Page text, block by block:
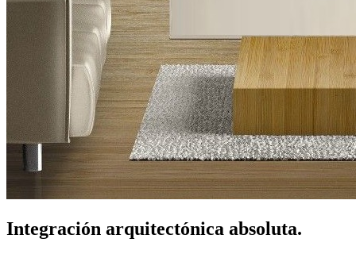
Integración arquitectónica absoluta.